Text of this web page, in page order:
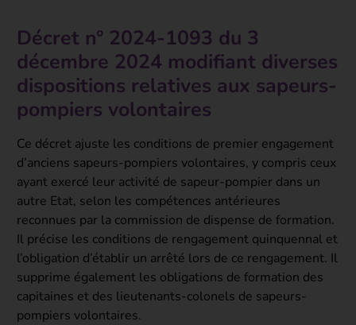
Décret n° 2024-1093 du 3
décembre 2024 modifiant diverses
dispositions relatives aux sapeurs-
pompiers volontaires
Ce décret ajuste les conditions de premier engagement
d’anciens sapeurs-pompiers volontaires, y compris ceux
ayant exercé leur activité de sapeur-pompier dans un
autre Etat, selon les compétences antérieures
reconnues par la commission de dispense de formation.
Il précise les conditions de rengagement quinquennal et
l’obligation d’établir un arrêté lors de ce rengagement. Il
supprime également les obligations de formation des
capitaines et des lieutenants-colonels de sapeurs-
pompiers volontaires.